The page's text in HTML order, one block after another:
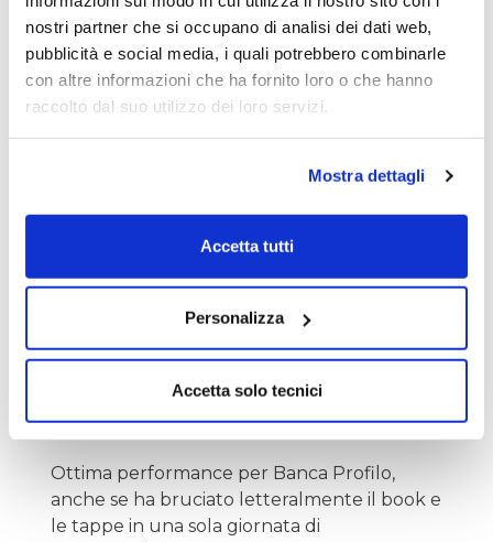
nostri partner che si occupano di analisi dei dati web,
pubblicità e social media, i quali potrebbero combinarle
con altre informazioni che ha fornito loro o che hanno
raccolto dal suo utilizzo dei loro servizi.
Mostra dettagli
Accetta tutti
Personalizza
Accetta solo tecnici
Attorno ai livelli di 0.1140€ e 0.127€ sono
fissati i prossimi target, qualora tenesse il
valore appena espresso.
BANCA PROFILO
Ottima performance per Banca Profilo,
anche se ha bruciato letteralmente il book e
le tappe in una sola giornata di